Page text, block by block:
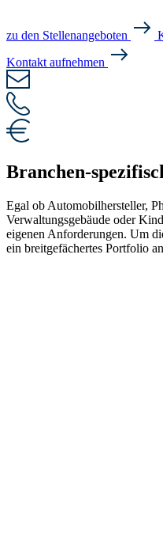
zu den Stellenangeboten
Kontakt aufnehmen
Branchen-
Egal ob Automobilhersteller,
Verwaltungsgebäude oder
eigenen Anforderungen. Um
ein breitgefächertes Portfolio